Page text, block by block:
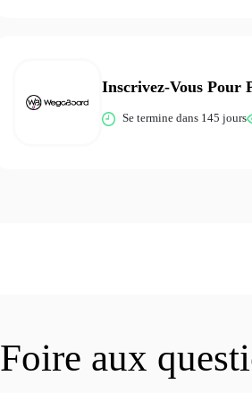
Inscrivez-Vous Pour
Se termine dans 145 jours
Foire aux